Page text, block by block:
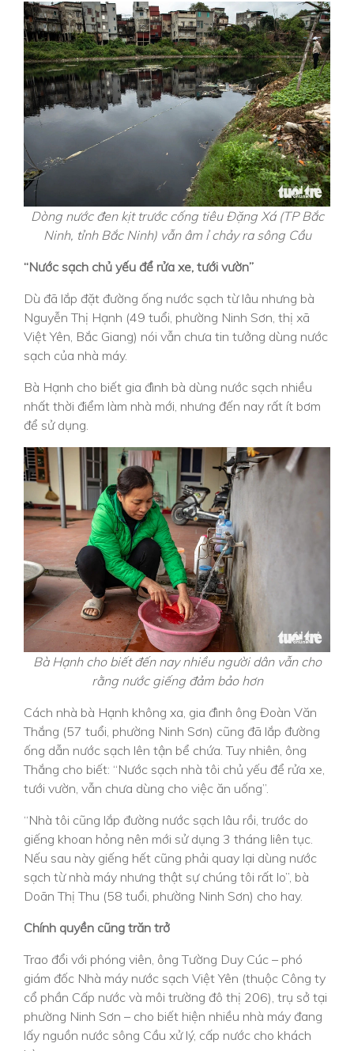
Dòng nước đen kịt trước cống tiêu Đặng Xá (TP Bắc
Ninh, tỉnh Bắc Ninh) vẫn âm ỉ chảy ra sông Cầu
“Nước sạch chủ yếu để rửa xe, tưới vườn”
Dù đã lắp đặt đường ống nước sạch từ lâu nhưng bà
Nguyễn Thị Hạnh (49 tuổi, phường Ninh Sơn, thị xã
Việt Yên, Bắc Giang) nói vẫn chưa tin tưởng dùng nước
sạch của nhà máy.
Bà Hạnh cho biết gia đình bà dùng nước sạch nhiều
nhất thời điểm làm nhà mới, nhưng đến nay rất ít bơm
để sử dụng.
Bà Hạnh cho biết đến nay nhiều người dân vẫn cho
rằng nước giếng đảm bảo hơn
Cách nhà bà Hạnh không xa, gia đình ông Đoàn Văn
Thắng (57 tuổi, phường Ninh Sơn) cũng đã lắp đường
ống dẫn nước sạch lên tận bể chứa. Tuy nhiên, ông
Thắng cho biết: “Nước sạch nhà tôi chủ yếu để rửa xe,
tưới vườn, vẫn chưa dùng cho việc ăn uống”.
“Nhà tôi cũng lắp đường nước sạch lâu rồi, trước do
giếng khoan hỏng nên mới sử dụng 3 tháng liên tục.
Nếu sau này giếng hết cũng phải quay lại dùng nước
sạch từ nhà máy nhưng thật sự chúng tôi rất lo”, bà
Doãn Thị Thu (58 tuổi, phường Ninh Sơn) cho hay.
Chính quyền cũng trăn trở
Trao đổi với phóng viên, ông Tường Duy Cúc – phó
giám đốc Nhà máy nước sạch Việt Yên (thuộc Công ty
cổ phần Cấp nước và môi trường đô thị 206), trụ sở tại
phường Ninh Sơn – cho biết hiện nhiều nhà máy đang
lấy nguồn nước sông Cầu xử lý, cấp nước cho khách